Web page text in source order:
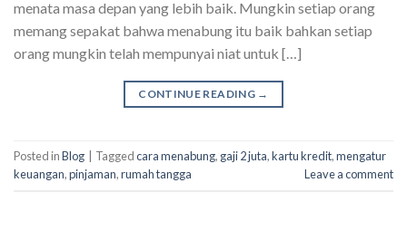
menata masa depan yang lebih baik. Mungkin setiap orang
memang sepakat bahwa menabung itu baik bahkan setiap
orang mungkin telah mempunyai niat untuk […]
CONTINUE READING →
Posted inBlog Taggedcara menabung, gaji 2 juta,kartu kredit,mengatur
keuangan,pinjaman,rumah tangga Leave a comment